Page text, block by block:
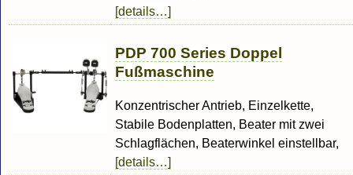
[details…]
PDP 700 Series Doppel
Fußmaschine
Konzentrischer Antrieb, Einzelkette,
Stabile Bodenplatten, Beater mit zwei
Schlagflächen, Beaterwinkel einstellbar,
[details…]